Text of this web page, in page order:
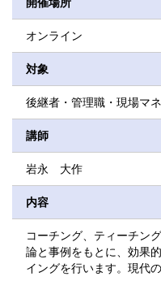
オンライン
対象
後継者・管理職・現場マ
講師
岩永 大作
内容
コーチング、ティーチン
論と事例をもとに、効果
イングを行います。現代